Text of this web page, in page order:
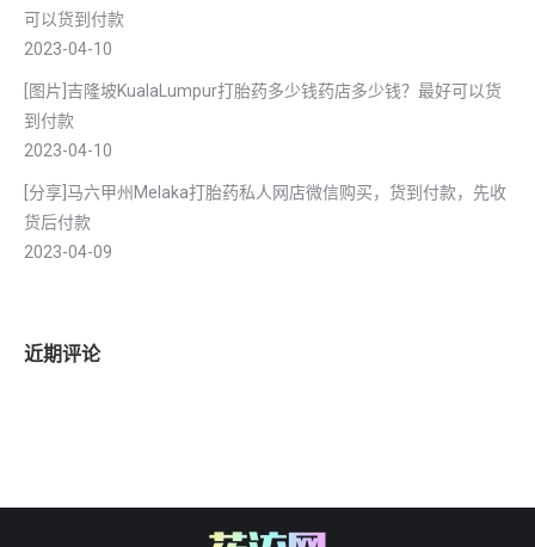
可以货到付款
2023-04-10
[图片]吉隆坡KualaLumpur打胎药多少钱药店多少钱？最好可以货
到付款
2023-04-10
[分享]马六甲州Melaka打胎药私人网店微信购买，货到付款，先收
货后付款
2023-04-09
近期评论